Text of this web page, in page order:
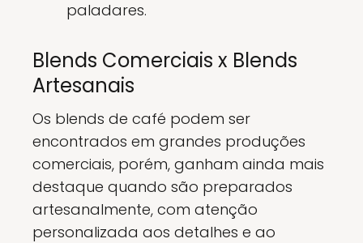
paladares.
Blends Comerciais x Blends
Artesanais
Os blends de café podem ser
encontrados em grandes produções
comerciais, porém, ganham ainda mais
destaque quando são preparados
artesanalmente, com atenção
personalizada aos detalhes e ao